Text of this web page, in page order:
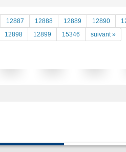
12887 12888 12889 12890
12898 12899 15346 suivant »